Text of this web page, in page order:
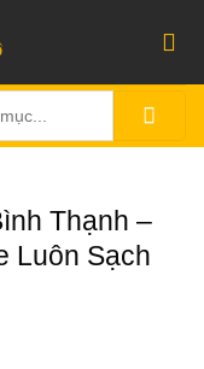
Thạnh –
Luôn Sạch